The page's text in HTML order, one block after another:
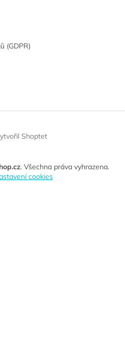
(GDPR)
Shoptet
. Všechna práva vyhrazena.
cookies